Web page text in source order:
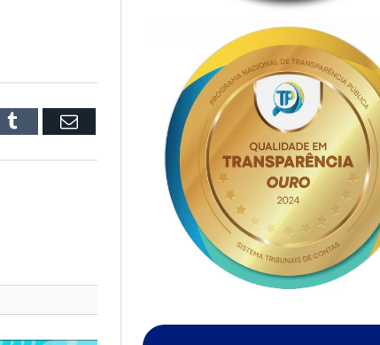
Tumblr Email